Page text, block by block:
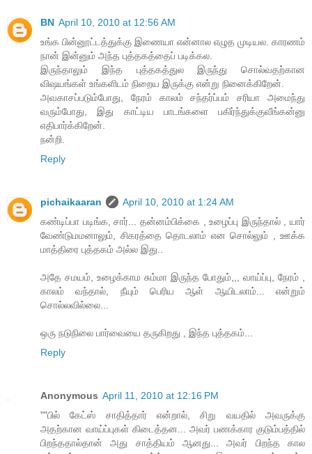
BN April 10, 2010 at 12:56 AM
உங்க பின்னூட்டத்துக்கு இணையா என்னால எழுத முடியல. காரணம்
நான் இன்னும் அந்த புத்தகத்தைப் படிக்கல.
இருந்தாலும் இந்த புத்தகத்துல இருந்து சொல்வதற்கான
விஷயங்கள் உங்களிடம் நிறைய இருக்கு என்று நினைக்கிறேன்.
அவகாசப்படும்போது, நேரம் காலம் சந்தர்ப்பம் சரியா அமைந்து
வரும்போது, இது காட்டிய பாடங்களை பகிர்ந்துக்குவீங்கன்னு
எதிபார்க்கிறேன்.
நன்றி.
Reply
pichaikaaran
April 10, 2010 at 1:24 AM
கண்டிப்பா படிங்க, சார்... தன்னம்பிக்கை , உழைப்பு இருந்தால் , யார்
வேண்டுமமனாலும், சிகரத்தை தொடலாம் என சொல்லும் , ஊக்க
மாத்திரை புத்தகம் அல்ல இது..
அதே சமயம், உழைக்காம சும்மா இருந்த போதும்,,, வாய்ப்பு, நேரம் ,
காலம் வந்தால், நீயும் பெரிய ஆள் ஆயிடலாம்... என்றும்
சொல்லவில்லை...
ஒரு நடுநிலை பார்வையை தருகிறது , இந்த புத்தகம்...
Reply
Anonymous April 11, 2010 at 12:16 PM
""பில் கேட்ஸ் சாதித்தார் என்றால், சிறு வயதில் அவருக்கு
அதற்கான வாய்ப்புகள் கிடைத்தன... அவர் பணக்கார குடும்பத்தில்
பிறந்ததால்தான் அது சாத்தியம் ஆனது... அவர் பிறந்த கால